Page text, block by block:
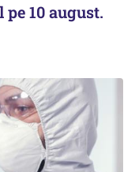
10 august.